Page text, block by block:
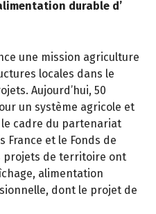
durable d’
une mission agriculture
locales dans le
Aujourd’hui, 50
un système agricole et
cadre du partenariat
France et le Fonds de
projets de territoire ont
alimentation
dont le projet de